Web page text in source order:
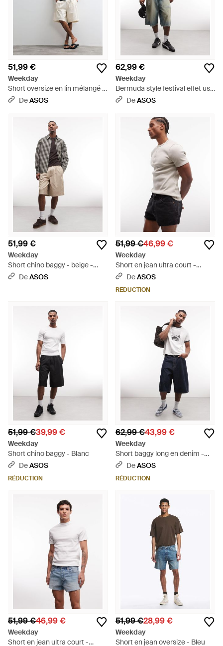
51,99 €
Weekday
Short oversize en lin mélangé -
beige - Multicolore
DeASOS
62,99 €
Weekday
Bermuda style festival effet usé
à entrejambe bas - délavé effet
DeASOS
51,99 €
Weekday
Short chino baggy - beige -
Blanc
DeASOS
51,99 €46,99 €
Weekday
Short en jean ultra court -
délavé - Gris
DeASOS
RÉDUCTION
51,99 €39,99 €
Weekday
Short chino baggy - Blanc
DeASOS
RÉDUCTION
62,99 €43,99 €
Weekday
Short baggy long en denim -
foncé - Bleu
DeASOS
RÉDUCTION
51,99 €46,99 €
Weekday
Short en jean ultra court -
51,99 €28,99 €
Weekday
Short en jean oversize - Bleu